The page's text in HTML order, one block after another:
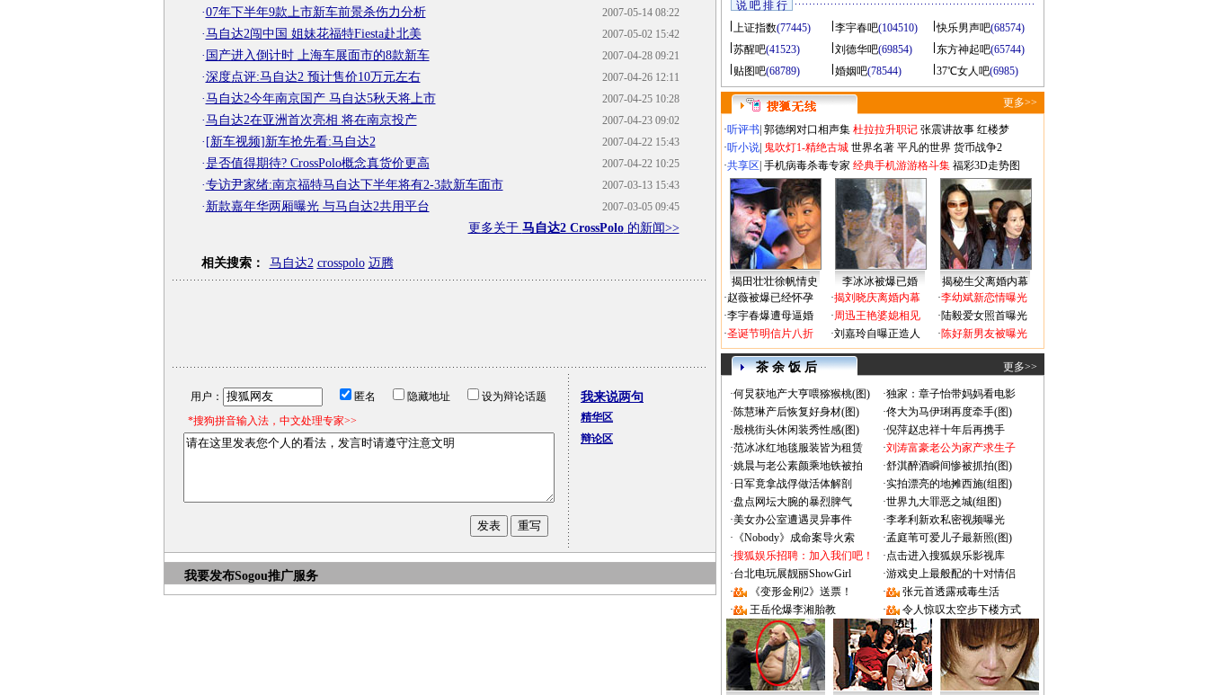
2007-05-14 08:22
·07年下半年9款上市新车前景杀伤力分析
2007-05-02 15:42
·马自达2闯中国 姐妹花福特Fiesta赴北美
2007-04-28 09:21
· 国产进入倒计时 上海车展面市的8款新车
2007-04-26 12:11
·深度点评:马自达2 预计售价10万元左右
2007-04-25 10:28
·马自达2今年南京国产 马自达5秋天将上市
2007-04-23 09:02
·马自达2在亚洲首次亮相 将在南京投产
2007-04-22 15:43
· [新车视频]新车抢先看:马自达2
2007-04-22 10:25
·是否值得期待? CrossPolo概念真货价更高
2007-03-13 15:43
·专访尹家绪:南京福特马自达下半年将有2-3款新车面市
2007-03-05 09:45
· 新款嘉年华两厢曝光 与马自达2共用平台
更多关于 马自达2 CrossPolo的新闻>>
相关搜索： 马自达2 crosspolo 迈腾
用户： 匿名 隐藏地址
设为辩论话题
*搜狗拼音输入法，中文处理专家>>
我来说两句
精华区
辩论区
我要发布Sogou推广服务
说 吧 排 行
上证指数(77445) 李宇春吧(104510) 快乐男声吧(68574)
苏醒吧(41523) 刘德华吧(69854) 东方神起吧(65744)
贴图吧(68789) 婚姻吧(78544) 37℃女人吧(6985)
更多>>
·听评书 郭德纲对口相声集 杜拉拉升职记 张震讲故事 红楼梦
·听小说 鬼吹灯1-精绝古城 世界名著 平凡的世界 货币战争2
·共享区 手机病毒杀毒专家 经典手机游游格斗集 福彩3D走势图
揭田壮壮徐帆情史 李冰冰被爆已婚
揭秘生父离婚内幕
·赵薇被爆已经怀孕
·李宇春爆遭母逼婚
·圣诞节明信片八折
·揭刘晓庆离婚内幕
·周迅王艳婆媳相见
·刘嘉玲自曝正造人
·李幼斌新恋情曝光
·陆毅爱女照首曝光
·陈好新男友被曝光
茶 余 饭 后 更多>>
·何炅获地产大亨喂猕猴桃(图) ·独家：章子怡带妈妈看电影
·陈慧琳产后恢复好身材(图) ·佟大为马伊琍再度牵手(图)
·殷桃街头休闲装秀性感(图) ·倪萍赵忠祥十年后再携手
·范冰冰红地毯服装皆为租赁 ·刘涛富豪老公为家产求生子
·姚晨与老公素颜乘地铁被拍 ·舒淇醉酒瞬间惨被抓拍(图)
· 日军竟拿战俘做活体解剖 ·实拍漂亮的地摊西施(组图)
·盘点网坛大腕的暴烈脾气 ·世界九大罪恶之城(组图)
·美女办公室遭遇灵异事件 ·李孝利新欢私密视频曝光
· 《Nobody》成命案导火索 ·孟庭苇可爱儿子最新照(图)
·搜狐娱乐招聘：加入我们吧！ ·点击进入搜狐娱乐影视库
·台北电玩展靓丽ShowGirl ·游戏史上最般配的十对情侣
·
《变形金刚2》送票！ ·
张元首透露戒毒生活
·
王岳伦爆李湘胎教 · 令人惊叹太空步下楼方式